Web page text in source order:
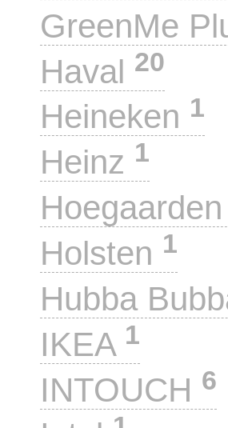
GreenMe
Haval 20
Heineken 1
Heinz 1
Hoegaarden
Holsten 1
Hubba
IKEA 1
INTOUCH 6